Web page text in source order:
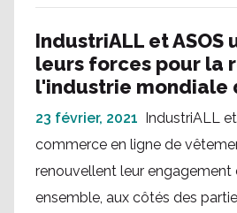
IndustriALL et ASOS
leurs forces pour la
l'industrie mondiale
23 février, 2021 IndustriALL
commerce en ligne de
renouvellent leur engagement
ensemble, aux côtés des